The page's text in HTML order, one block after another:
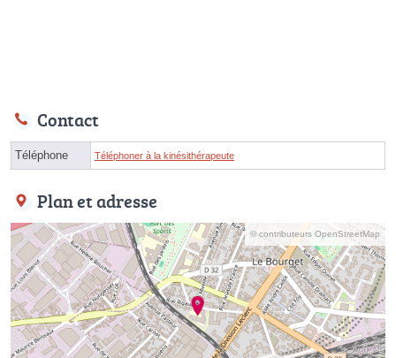
Contact
Téléphone Téléphoner à la kinésithérapeute
Plan et adresse
© contributeurs OpenStreetMap